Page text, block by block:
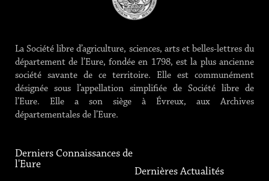
La Société libre d’agriculture, sciences, arts et belles-lettres du
département de l’Eure, fondée en 1798, est la plus ancienne
société savante de ce territoire. Elle est communément
désignée sous l’appellation simplifiée de Société libre de
l’Eure. Elle a son siège à Évreux, aux Archives
départementales de l’Eure.
Derniers Connaissances de
l'Eure
Dernières Actualités